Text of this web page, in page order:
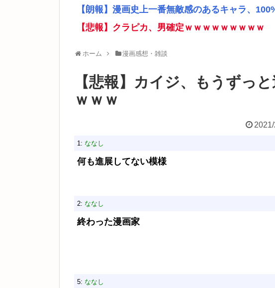
【朗報】漫画史上一番無敵感のあるキャラ、
【悲報】クラピカ、男確定ｗｗｗｗｗｗｗｗｗ
ホーム 漫画感想・雑談
【悲報】カイジ、もうずっ
ｗｗｗ
1: ななし
何も進展してない模様
2: ななし
終わった漫画家
5: ななし